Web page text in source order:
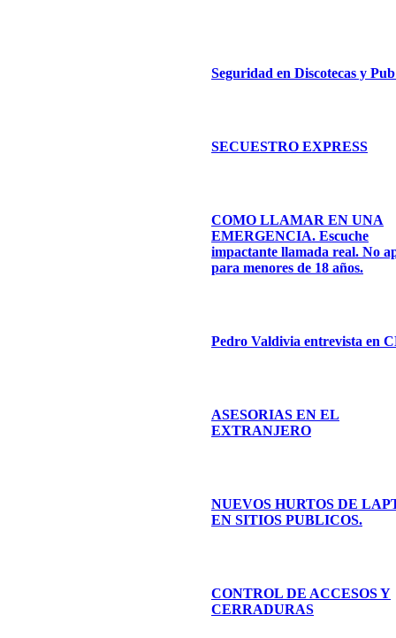
Seguridad en Discotecas y
SECUESTRO EXPRESS
COMO LLAMAR EN UNA
EMERGENCIA. Escuche
impactante llamada real. No
para menores de 18 años.
Pedro Valdivia entrevista en
ASESORIAS EN EL
EXTRANJERO
NUEVOS HURTOS DE
EN SITIOS PUBLICOS.
CONTROL DE ACCESOS Y
CERRADURAS